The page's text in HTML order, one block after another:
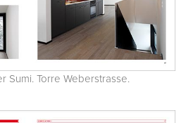
Sumi. Torre Weberstrasse.